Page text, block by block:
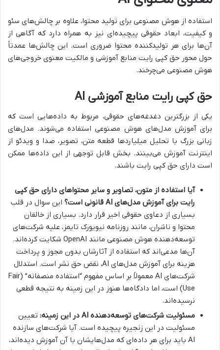
استفاده از هوش مصنوعی برای تولید محتوا، علاوه بر چالش‌های سئو
و کیفیت، ابعاد حقوقی پیچیده‌ای نیز به همراه دارد که آگاهی از
آن‌ها برای هر تولیدکننده محتوا ضروری است. این چالش‌ها عمدتاً
حول محور حق کپی رایت منابع آموزشی و مالکیت معنوی خروجی‌های
هوش مصنوعی می‌چرخند.
حق کپی رایت منابع آموزشی AI
یکی از بزرگترین دغدغه‌های حقوقی، مربوط به داده‌هایی است که
برای آموزش مدل‌های هوش مصنوعی استفاده می‌شوند. مدل‌های
زبانی بزرگ با تحلیل میلیاردها قطعه متن، تصویر، صدا و ویدئو از
اینترنت آموزش می‌بینند. بخش قابل توجهی از این داده‌ها ممکن
است دارای حق کپی رایت باشند.
آیا استفاده از متون، تصاویر و سایر محتواهای دارای حق کپی
رایت برای آموزش مدل‌های AI قانونی است؟
این سوال در قلب
بسیاری از دعاوی حقوقی اخیر قرار دارد. بسیاری از خالقان
محتوا و ناشران، مانند روزنامه نیویورک تایمز، علیه شرکت‌های
توسعه‌دهنده هوش مصنوعی مانند OpenAI شکایت کرده‌اند.
آن‌ها مدعی‌اند که استفاده از آثارشان بدون مجوز و پرداخت
هزینه برای آموزش مدل‌های AI، نقض حق نشر است. استدلال
شرکت‌های AI معمولاً بر اساس مفهوم “استفاده منصفانه” (Fair
Use) است، اما دادگاه‌ها هنوز در این زمینه به نتیجه قطعی
نرسیده‌اند.
مسئولیت شرکت‌های توسعه‌دهنده AI در این زمینه:
تعیین
مسئولیت در این زنجیره پیچیده است. آیا شرکت‌های سازنده
AI باید برای هر داده‌ای که مدل‌هایشان با آن آموزش دیده‌اند،